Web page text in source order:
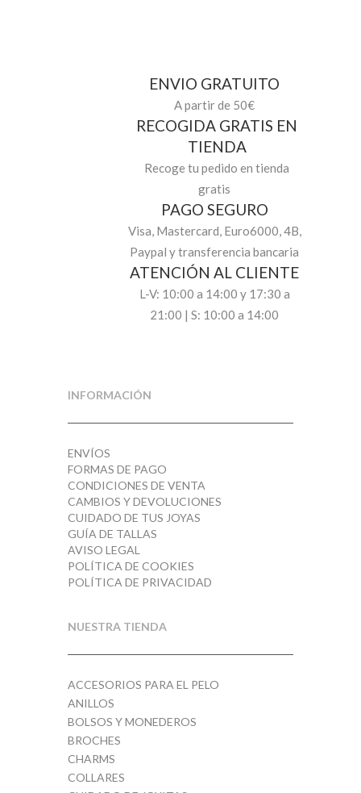
ENVIO GRATUITO
A partir de 50€
RECOGIDA GRATIS EN
TIENDA
Recoge tu pedido en tienda
gratis
PAGO SEGURO
Visa, Mastercard, Euro6000, 4B,
Paypal y transferencia bancaria
ATENCIÓN AL CLIENTE
L-V: 10:00 a 14:00 y 17:30 a
21:00 | S: 10:00 a 14:00
INFORMACIÓN
ENVÍOS
FORMAS DE PAGO
CONDICIONES DE VENTA
CAMBIOS Y DEVOLUCIONES
CUIDADO DE TUS JOYAS
GUÍA DE TALLAS
AVISO LEGAL
POLÍTICA DE COOKIES
POLÍTICA DE PRIVACIDAD
NUESTRA TIENDA
ACCESORIOS PARA EL PELO
ANILLOS
BOLSOS Y MONEDEROS
BROCHES
CHARMS
COLLARES